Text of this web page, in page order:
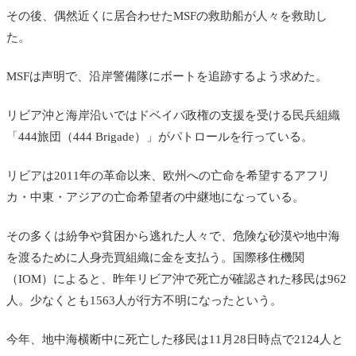
その後、偶然近くに居合わせたMSFの救助船が人々を救助し
た。
MSFは声明で、沿岸警備隊にボートを追跡するよう求めた。
リビア沖と海岸沿いではドベイバ政権の支援を受ける 民兵組織
「444旅団（444 Brigade）」がパトロールを行っている。
リビアは2011年の革命以来、欧州への亡命を希望するアフリ
カ・中東・アジアの亡命希望者の中継地になっている。
その多くは紛争や貧困から逃れた人々で、危険な砂漠や地中海
を渡るために人身売買組織に金を支払う。
国際移住機関
（IOM）によると、昨年リビア沖で死亡が確認された移民は962
人。少なくとも1563人が行方不明になったという。
今年、地中海横断中に死亡した移民は11月28日時点で2124人と